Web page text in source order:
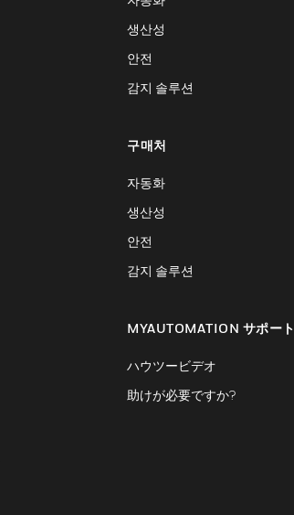
생산성
안전
감지 솔루션
구매처
자동화
생산성
안전
감지 솔루션
MYAUTOMATION サポート
ハウツービデオ
助けが必要ですか?